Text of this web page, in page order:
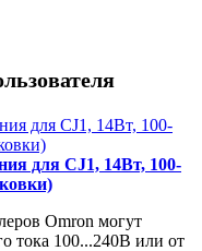
для CJ1, 14Вт, 100-
Omron могут
тока 100...240В или от